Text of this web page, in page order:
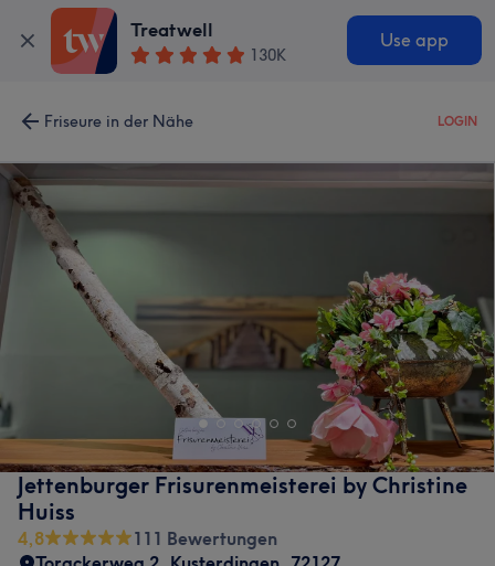
Treatwell
130K
Use app
Friseure in der Nähe LOGIN
Jettenburger Frisurenmeisterei by Christine
Huiss
4,8
111 Bewertungen